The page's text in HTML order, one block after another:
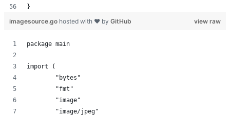
}
view raw
imagesource.go hosted with ❤ by GitHub
package main
import (
	"bytes"
	"fmt"
	"image"
	"image/jpeg"